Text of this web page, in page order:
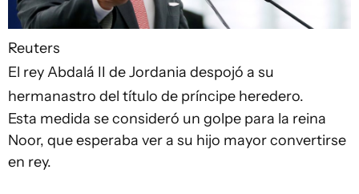
Reuters
El rey Abdalá II de Jordania despojó a su
hermanastro del título de príncipe heredero.
Esta medida se consideró un golpe para la reina
Noor, que esperaba ver a su hijo mayor convertirse
en rey.